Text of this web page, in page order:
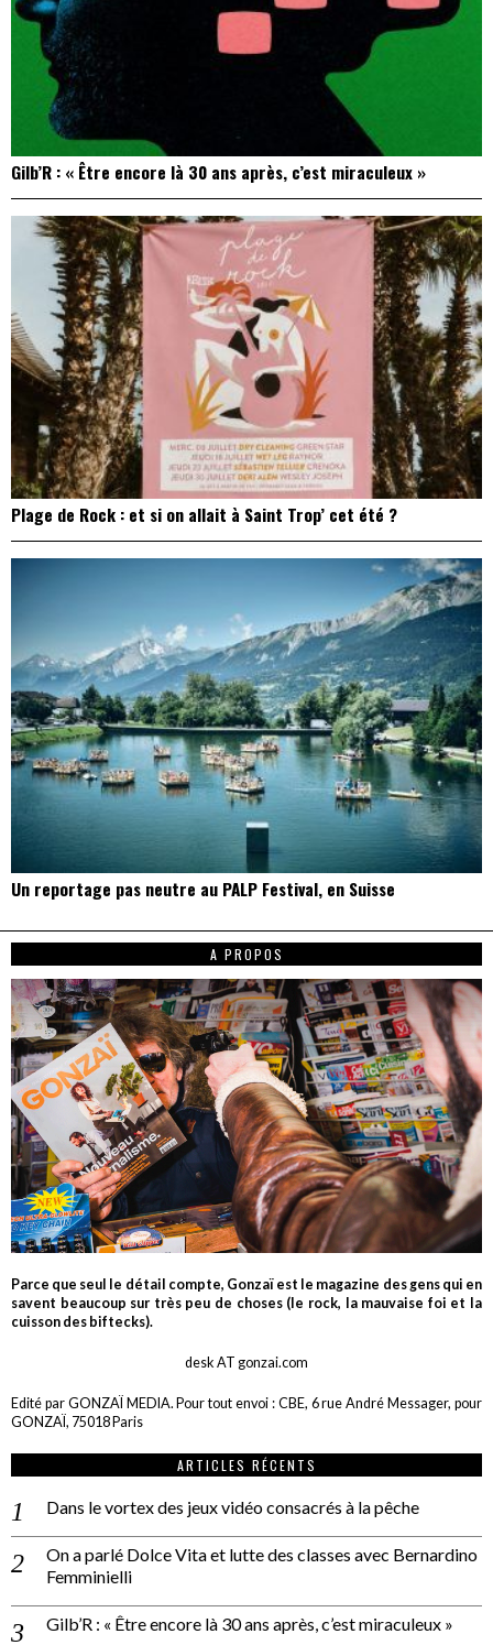
Gilb’R : « Être encore là 30 ans après, c’est miraculeux »
Plage de Rock : et si on allait à Saint Trop’ cet été ?
Un reportage pas neutre au PALP Festival, en Suisse
A PROPOS
Parce que seul le détail compte, Gonzaï est le magazine des gens qui en
savent beaucoup sur très peu de choses (le rock, la mauvaise foi et la
cuisson des biftecks).
desk AT gonzai.com
Edité par GONZAÏ MEDIA. Pour tout envoi : CBE, 6 rue André Messager, pour
GONZAÏ, 75018 Paris
ARTICLES RÉCENTS
Dans le vortex des jeux vidéo consacrés à la pêche
On a parlé Dolce Vita et lutte des classes avec Bernardino
Femminielli
Gilb’R : « Être encore là 30 ans après, c’est miraculeux »